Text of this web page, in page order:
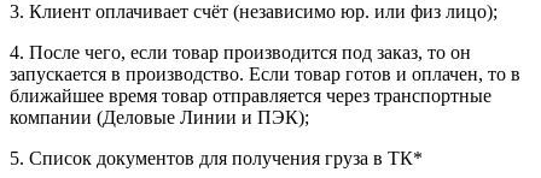
3. Клиент оплачивает счёт (независимо юр. или физ лицо);
4. После чего, если товар производится под заказ, то он
запускается в производство. Если товар готов и оплачен, то в
ближайшее время товар отправляется через транспортные
компании (Деловые Линии и ПЭК);
5. Список документов для получения груза в ТК*